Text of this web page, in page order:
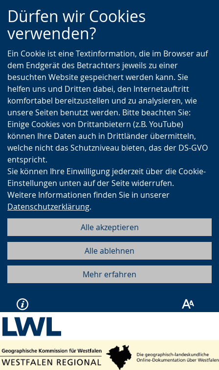
Zur
Hauptnavigation
Zur
Seitennavigation
Zum
Inhalt
Dürfen wir Cookies
verwenden?
Ein Cookie ist eine Textinformation, die im Browser auf
dem Endgerät des Betrachters jeweils zu einer
besuchten Website gespeichert werden kann. Sie
helfen uns und Dritten dabei, den Internetauftritt
komfortabel bereitzustellen und zu analysieren, wie
unsere Seiten benutzt werden. Bitte beachten Sie:
Einige Cookies von Drittanbietern (z.B. YouTube)
können Ihre Daten auch in Drittländer übermitteln,
welche nicht das Schutzniveau bieten, das der DS-GVO
entspricht.
Sie können Ihre Einwilligung jederzeit über die Cookie-
Einstellungen unten auf der Seite widerrufen.
Weitere Informationen finden Sie in unserer
Datenschutzerklärung.
Alle akzeptieren
Alle ablehnen
Mehr erfahren